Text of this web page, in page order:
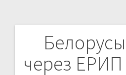
через
Навигация